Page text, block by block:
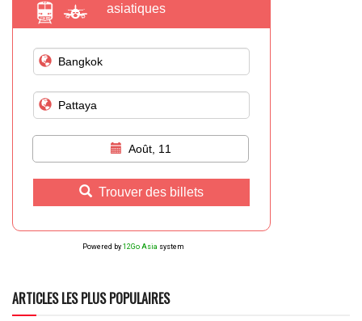
asiatiques
Août, 11
Trouver des billets
Powered by 12Go Asia system
ARTICLES LES PLUS POPULAIRES